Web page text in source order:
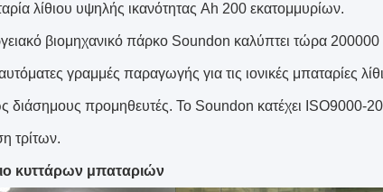
λίθιου υψηλής ικανότητας Ah 200 εκατομμυρίων.
βιομηχανικό πάρκο Soundon καλύπτει τώρα
γραμμές παραγωγής για τις ιονικές μπαταρίες
διάσημους προμηθευτές. Το Soundon κατέχει ISO9000-
τρίτων.
κυττάρων μπαταριών